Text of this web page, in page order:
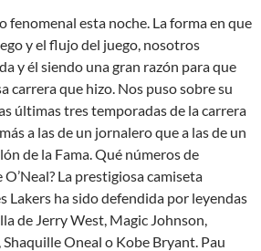
fenomenal esta noche. La forma en que
y el flujo del juego, nosotros
y él siendo una gran razón para que
carrera que hizo. Nos puso sobre su
últimas tres temporadas de la carrera
a las de un jornalero que a las de un
de la Fama. Qué números de
La prestigiosa camiseta
Lakers ha sido defendida por leyendas
de Jerry West, Magic Johnson,
Oneal o Kobe Bryant. Pau